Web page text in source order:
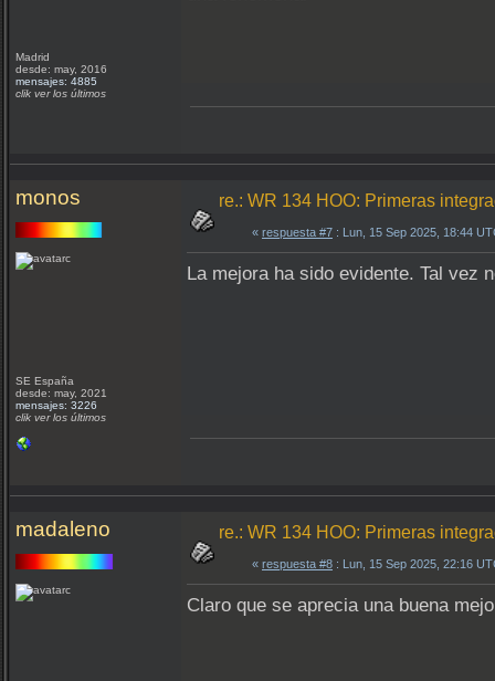
Madrid
desde: may, 2016
mensajes: 4885
clik ver los últimos
monos
SE España
desde: may, 2021
mensajes: 3226
clik ver los últimos
re.: WR 134 HOO: Primeras
« respuesta #7 : Lun, 15 Sep 2025, 18:44
La mejora ha sido evidente. Tal
madaleno re.: WR 134 HOO: Primeras
« respuesta #8 : Lun, 15 Sep 2025, 22:16
Claro que se aprecia una buena